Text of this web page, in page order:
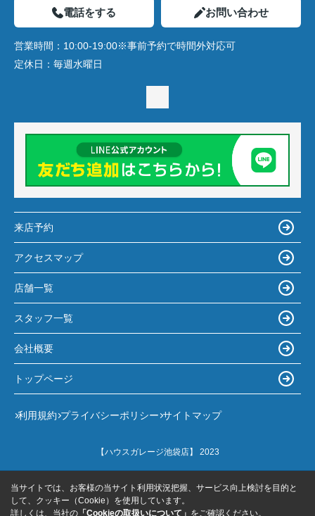
電話をする お問い合わせ
営業時間： 10:00-19:00※事前予約で時間外対応可
定休日： 毎週水曜日
来店予約
アクセスマップ
店舗一覧
スタッフ一覧
会社概要
トップページ
利用規約 プライバシーポリシー サイトマップ
【ハウスガレージ池袋店】 2023
当サイトでは、お客様の当サイト利用状況把握、サービス向上検討を目的と
して、クッキー（Cookie）を使用しています。
詳しくは、当社の 「Cookieの取扱いについて」 をご確認ください。